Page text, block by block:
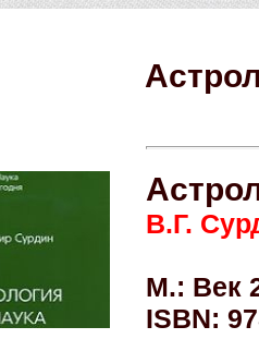
В.Г.
М.: Век
ISBN: